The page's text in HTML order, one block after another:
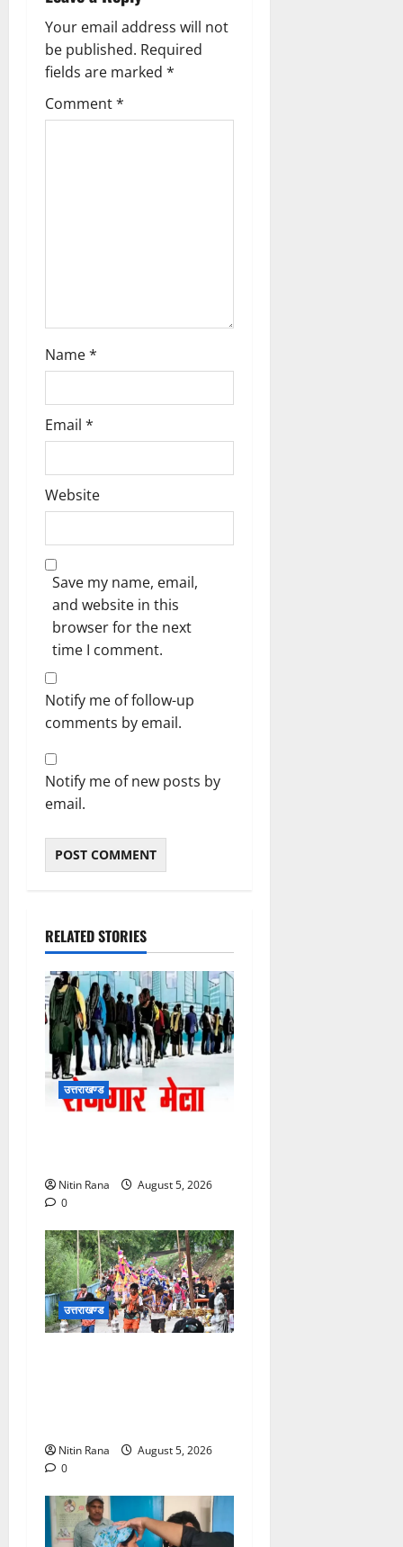
g
a
t
Your email address will not
be published. Required
fields are marked *
Comment*
Name*
Email *
Website
Save my name, email,
and website in this
browser for the next
time I comment.
Notify me of follow-up
comments by email.
Notify me of new posts by
email.
RELATED STORIES
उत्तराखण्ड
Nitin Rana
August 5, 2026
0
उत्तराखण्ड
Nitin Rana
August 5, 2026
0